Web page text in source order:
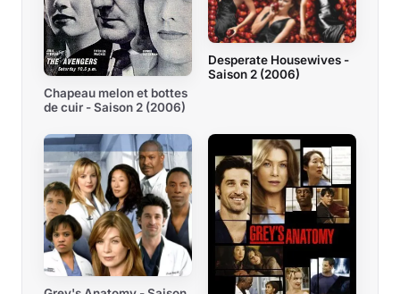
Chapeau melon et bottes
de cuir - Saison 2 (2006)
Desperate Housewives -
Saison 2 (2006)